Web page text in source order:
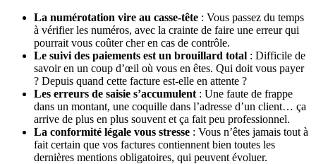
La numérotation vire au casse-tête : Vous passez du temps
à vérifier les numéros, avec la crainte de faire une erreur qui
pourrait vous coûter cher en cas de contrôle.
Le suivi des paiements est un brouillard total : Difficile de
savoir en un coup d’œil où vous en êtes. Qui doit vous payer
? Depuis quand cette facture est-elle en attente ?
Les erreurs de saisie s’accumulent : Une faute de frappe
dans un montant, une coquille dans l’adresse d’un client… ça
arrive de plus en plus souvent et ça fait peu professionnel.
La conformité légale vous stresse : Vous n’êtes jamais tout à
fait certain que vos factures contiennent bien toutes les
dernières mentions obligatoires, qui peuvent évoluer.